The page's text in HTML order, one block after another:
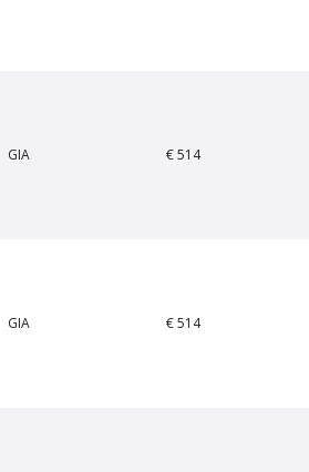
GIA € 514
GIA € 514